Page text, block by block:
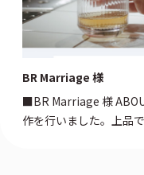
BR Marriage 様
■BR Marriage 様
作を行いました。上品